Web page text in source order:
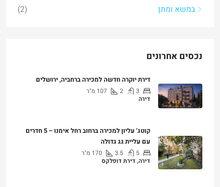
במשא ומתן
(2)
נכסים אחרונים
דירת יוקרה חדשה למכירה ברחביה, ירושלים
3
2
107 מ"ר
דירה
קוטג’ עליון למכירה ברחוב רחל אימנו – 5 חדרים
עם עליית גג גדולה
5
3.5
170 מ"ר
דירה, דירת דופלקס